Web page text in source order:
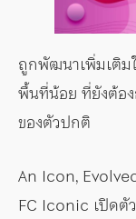
ถูกพัฒนาเพิ่มเติม
พื้นที่น้อย ที่ยังต้อง
ของตัวปกติ
An Icon,
FC Iconic เปิดตั